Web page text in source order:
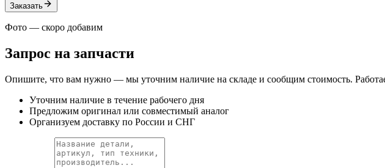
Заказать
Фото — скоро добавим
Запрос на запчасти
Опишите, что вам нужно — мы уточним наличие на складе и сообщим стоимость.
Уточним наличие в течение рабочего дня
Предложим оригинал или совместимый аналог
Организуем доставку по России и СНГ